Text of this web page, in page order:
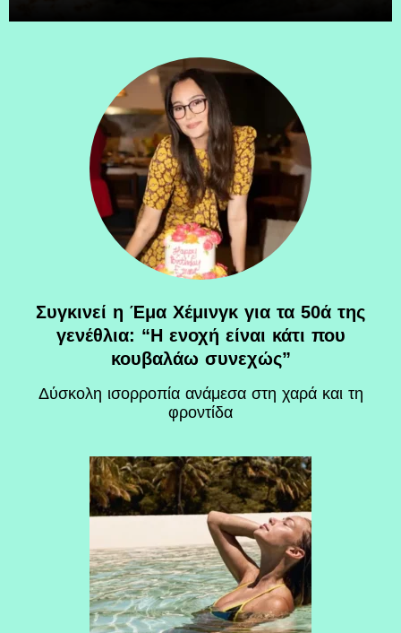
Συγκινεί η Έμα Χέμινγκ για τα 50ά της
γενέθλια: “Η ενοχή είναι κάτι που
κουβαλάω συνεχώς”
Δύσκολη ισορροπία ανάμεσα στη χαρά και τη
φροντίδα